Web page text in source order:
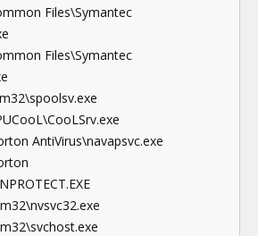
Files\Symantec
Files\Symantec
AntiVirus\navapsvc.exe